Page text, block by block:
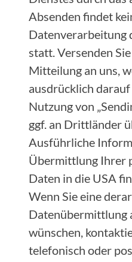
Absenden findet
Datenverarbeitung
statt. Versenden
Mitteilung an uns,
ausdrücklich
Nutzung von
ggf. an Drittländer
Ausführliche
Übermittlung Ihrer
Daten in die USA
Wenn Sie eine
Datenübermittlung
wünschen,
telefonisch oder